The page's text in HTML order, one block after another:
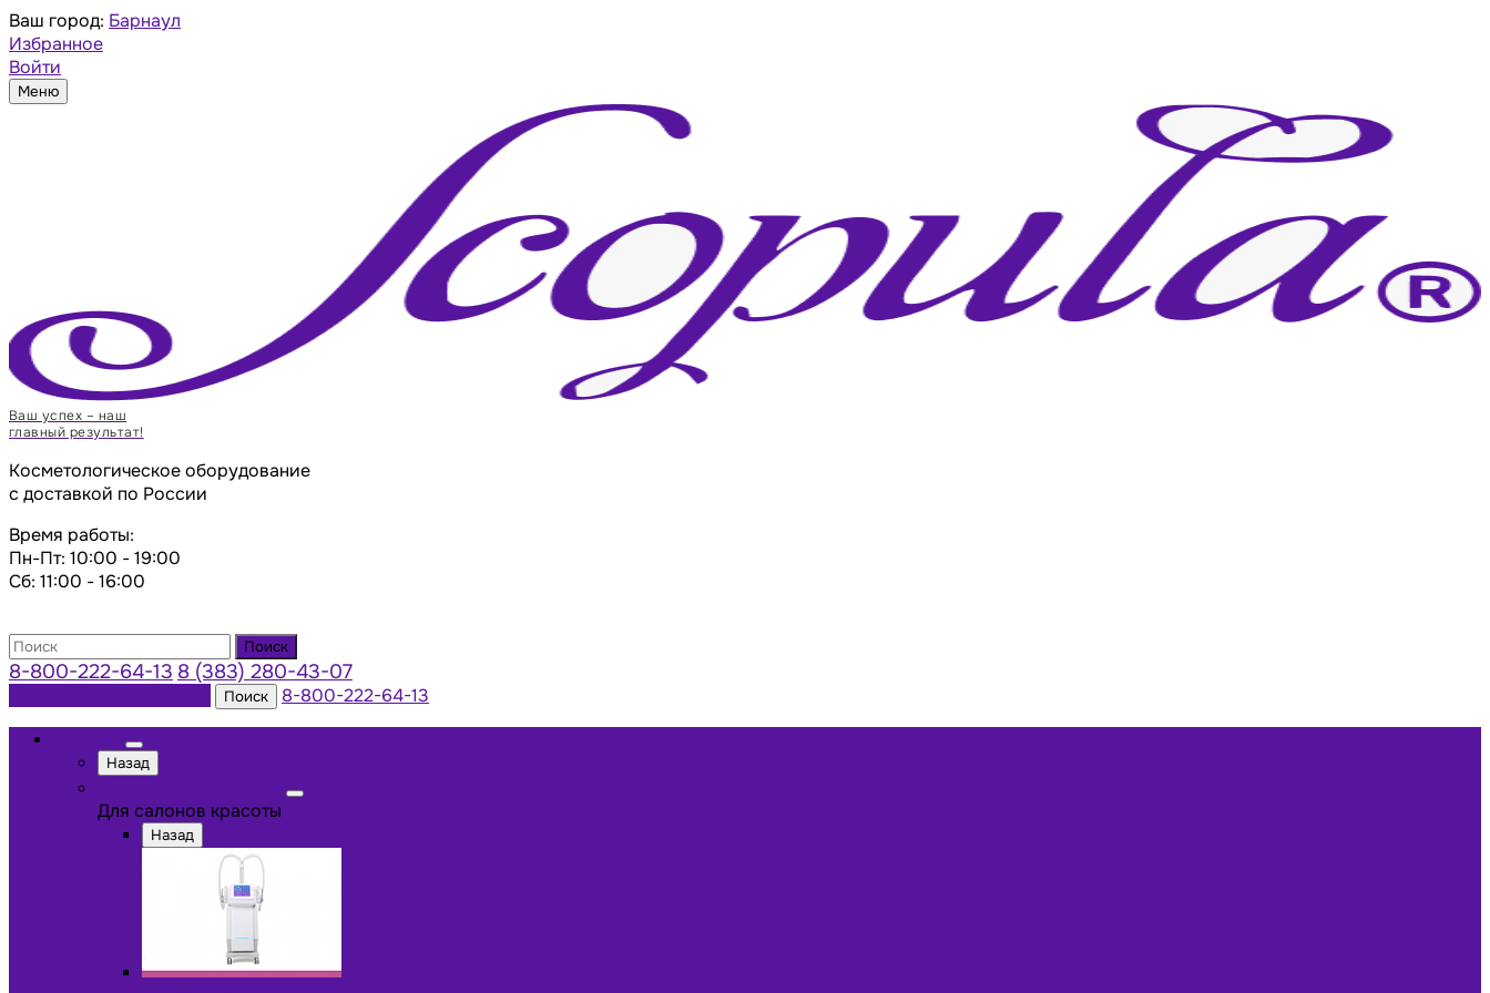
Ваш город: Барнаул
Избранное
Войти
Меню
Ваш успех – наш
главный результат!
Косметологическое оборудование
с доставкой по России
Время работы:
Пн-Пт: 10:00 - 19:00
Сб: 11:00 - 16:00
Поиск
8-800-222-64-13 8 (383) 280-43-07
Поиск
8-800-222-64-13
Назад
Для салонов красоты
Назад